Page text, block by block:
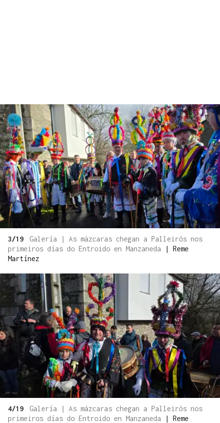
3/19
Galería | As mázcaras chegan a Palleirós nos
primeiros días do Entroido en Manzaneda
| Reme
Martínez
4/19
Galería | As mázcaras chegan a Palleirós nos
primeiros días do Entroido en Manzaneda
| Reme